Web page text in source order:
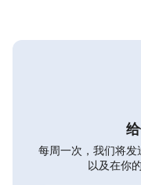
每周一次，我们将发
以及在你